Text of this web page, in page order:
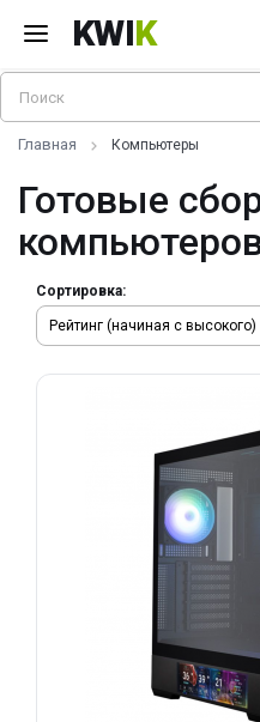
KWIK
Главная Компьютеры
Готовые
Сортировка: